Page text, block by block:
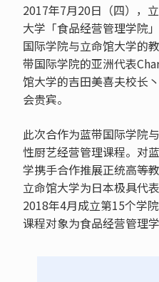
2017年7月20日（四），
大学「食品经营管理学院
国际学院与立命馆大学的
带国际学院的亚洲代表
馆大学的吉田美喜夫校长
会贵宾。
此次合作为蓝带国际学院
性厨艺经营管理课程。对
学携手合作推展正统高等教
立命馆大学为日本极具代
2018年4月成立第15个学
课程对象为食品经营管理学